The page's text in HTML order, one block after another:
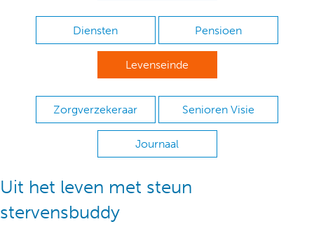
Diensten Pensioen
Levenseinde
Zorgverzekeraar Senioren Visie
Journaal
Uit het leven met steun
stervensbuddy